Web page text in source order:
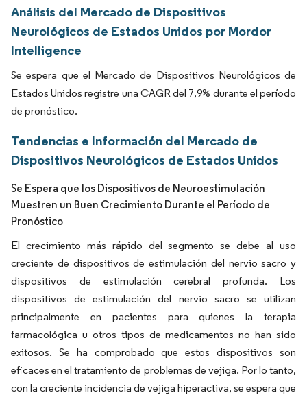
Análisis del Mercado de Dispositivos
Neurológicos de Estados Unidos por Mordor
Intelligence
Se espera que el Mercado de Dispositivos Neurológicos de
Estados Unidos registre una CAGR del 7,9% durante el período
de pronóstico.
Tendencias e Información del Mercado de
Dispositivos Neurológicos de Estados Unidos
Se Espera que los Dispositivos de Neuroestimulación
Muestren un Buen Crecimiento Durante el Período de
Pronóstico
El crecimiento más rápido del segmento se debe al uso
creciente de dispositivos de estimulación del nervio sacro y
dispositivos de estimulación cerebral profunda. Los
dispositivos de estimulación del nervio sacro se utilizan
principalmente en pacientes para quienes la terapia
farmacológica u otros tipos de medicamentos no han sido
exitosos. Se ha comprobado que estos dispositivos son
eficaces en el tratamiento de problemas de vejiga. Por lo tanto,
con la creciente incidencia de vejiga hiperactiva, se espera que